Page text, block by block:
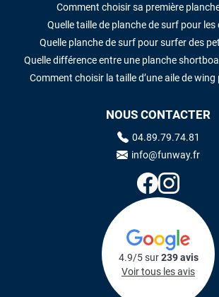
Comment choisir sa première
Quelle taille de planche de surf pour
Quelle planche de surf pour surfer des
Quelle différence entre une planche
Comment choisir la taille d’une aile de
NOUS CONTACTER
04.89.79.74.81
info@funway.fr
4.9/5 sur239 avis
Voir tous les avis